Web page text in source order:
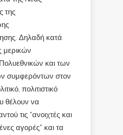
της
Δηλαδή κατά
μερικών
και των
συμφερόντων στον
πολιτιστικό
θέλουν να
τις “ανοιχτές και
αγορές” και τα